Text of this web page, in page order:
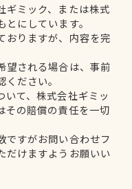
ギミック、または株式
にしています。
おりますが、内容を完
望される場合は、事前
ださい。
いて、株式会社ギミッ
その賠償の責任を一切
ですがお問い合わせフ
だけますようお願いい